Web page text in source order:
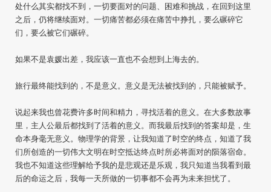
处什么其实都找不到，一切要面对的问题、困难和挑战，在回到这里
之后，仍将继续面对。一切痛苦都必须在痛苦中挣扎，要么碾碎它
们，要么被它们碾碎。
如果不是袁媛出差，我应该一直也不会想到上海去的。
旅行最终能找到的，不是意义。意义是无法被找到的，只能被赋予。
说起来我也曾花费许多时间和精力，寻找活着的意义。在大多数故事
里，主人公最后都找到了活着的意义。而我最后找到的答案却是，生
命本身毫无意义。物理学的背景，让我知道了时空的终点，知道了我
们所创造的一切伟大文明在时空抵达终点时所必将面对的陨落宿命。
我也不知道这些理解给予我的是悲观还是乐观，我只知道当我看到最
后的命运之后，我每一天所做的一切事都不会再为未来担忧了。